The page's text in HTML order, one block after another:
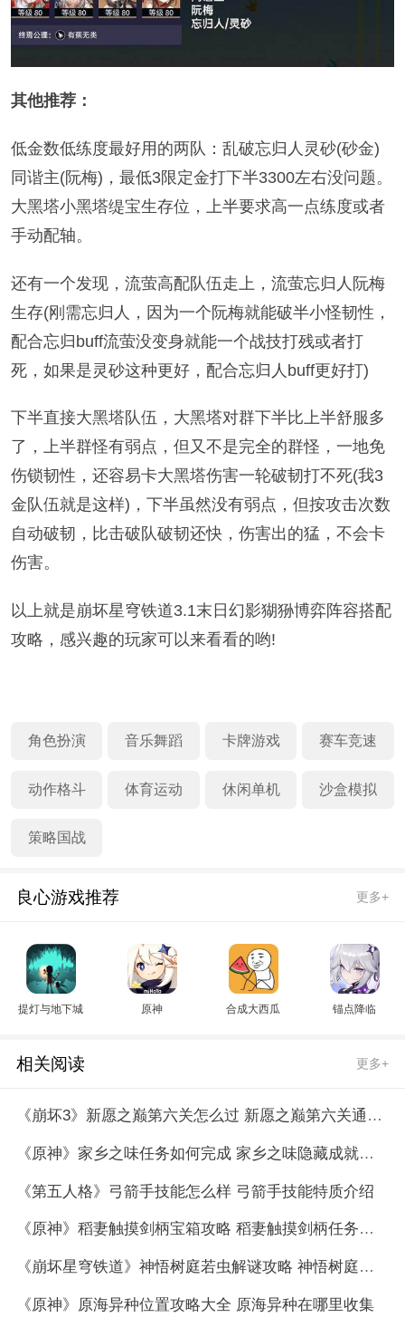
其他推荐：
低金数低练度最好用的两队：乱破忘归人灵砂(砂金)
同谐主(阮梅)，最低3限定金打下半3300左右没问题。
大黑塔小黑塔缇宝生存位，上半要求高一点练度或者
手动配轴。
还有一个发现，流萤高配队伍走上，流萤忘归人阮梅
生存(刚需忘归人，因为一个阮梅就能破半小怪韧性，
配合忘归buff流萤没变身就能一个战技打残或者打
死，如果是灵砂这种更好，配合忘归人buff更好打)
下半直接大黑塔队伍，大黑塔对群下半比上半舒服多
了，上半群怪有弱点，但又不是完全的群怪，一地免
伤锁韧性，还容易卡大黑塔伤害一轮破韧打不死(我3
金队伍就是这样)，下半虽然没有弱点，但按攻击次数
自动破韧，比击破队破韧还快，伤害出的猛，不会卡
伤害。
以上就是崩坏星穹铁道3.1末日幻影猢狲博弈阵容搭配
攻略，感兴趣的玩家可以来看看的哟!
角色扮演 音乐舞蹈 卡牌游戏 赛车竞速
动作格斗 体育运动 休闲单机 沙盒模拟
策略国战
良心游戏推荐 更多+
提灯与地下城 原神 合成大西瓜 锚点降临
相关阅读 更多+
《崩坏3》新愿之巅第六关怎么过 新愿之巅第六关通关攻略
《原神》家乡之味任务如何完成 家乡之味隐藏成就如何完成
《第五人格》弓箭手技能怎么样 弓箭手技能特质介绍
《原神》稻妻触摸剑柄宝箱攻略 稻妻触摸剑柄任务怎么完成
《崩坏星穹铁道》神悟树庭若虫解谜攻略 神悟树庭若虫解谜方法
《原神》原海异种位置攻略大全 原海异种在哪里收集